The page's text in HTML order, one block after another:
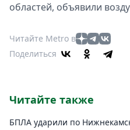
областей, объявили
Читайте Metro в
Поделиться
Читайте также
БПЛА ударили по